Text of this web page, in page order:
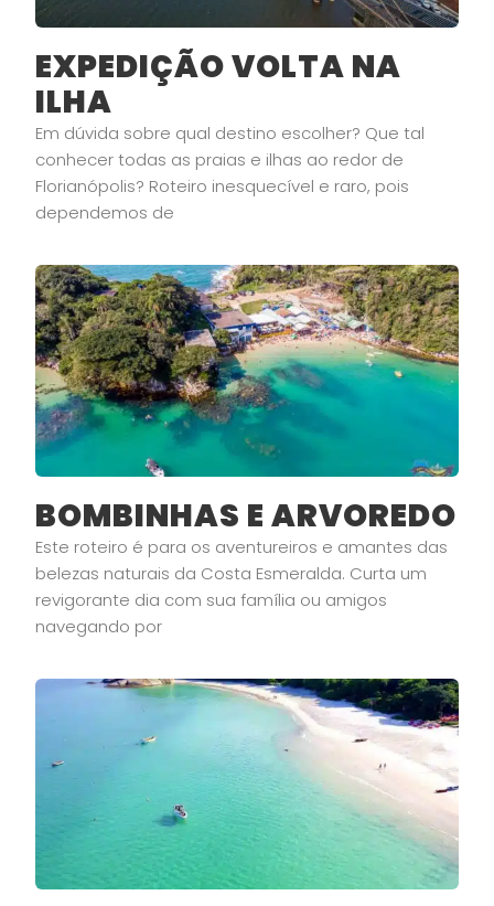
EXPEDIÇÃO VOLTA NA
ILHA
Em dúvida sobre qual destino escolher? Que tal
conhecer todas as praias e ilhas ao redor de
Florianópolis? Roteiro inesquecível e raro, pois
dependemos de
BOMBINHAS E ARVOREDO
Este roteiro é para os aventureiros e amantes das
belezas naturais da Costa Esmeralda. Curta um
revigorante dia com sua família ou amigos
navegando por